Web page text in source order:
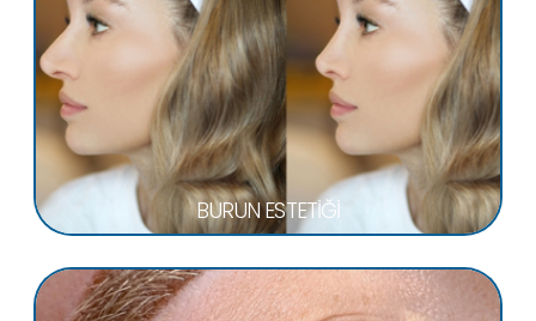
BURUN ESTETİĞİ